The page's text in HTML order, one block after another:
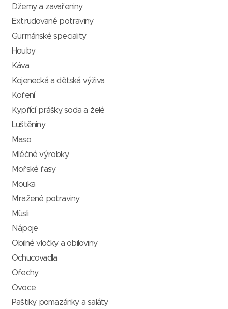
Džemy a zavařeniny
Extrudované potraviny
Gurmánské speciality
Houby
Káva
Kojenecká a dětská výživa
Koření
Kypřící prášky, soda a želé
Luštěniny
Maso
Mléčné výrobky
Mořské řasy
Mouka
Mražené potraviny
Müsli
Nápoje
Obilné vločky a obiloviny
Ochucovadla
Ořechy
Ovoce
Paštiky, pomazánky a saláty